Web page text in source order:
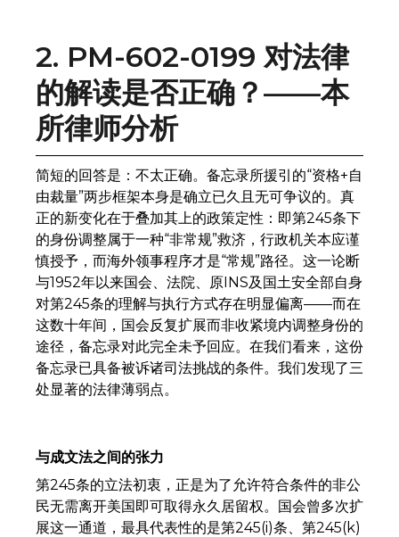
2. PM-602-0199 对法律
的解读是否正确？——本
所律师分析
简短的回答是：不太正确。备忘录所援引的“资格+自
由裁量”两步框架本身是确立已久且无可争议的。真
正的新变化在于叠加其上的政策定性：即第245条下
的身份调整属于一种“非常规”救济，行政机关本应谨
慎授予，而海外领事程序才是“常规”路径。这一论断
与1952年以来国会、法院、原INS及国土安全部自身
对第245条的理解与执行方式存在明显偏离——而在
这数十年间，国会反复扩展而非收紧境内调整身份的
途径，备忘录对此完全未予回应。在我们看来，这份
备忘录已具备被诉诸司法挑战的条件。我们发现了三
处显著的法律薄弱点。
与成文法之间的张力
第245条的立法初衷，正是为了允许符合条件的非公
民无需离开美国即可取得永久居留权。国会曾多次扩
展这一通道，最具代表性的是第245(i)条、第245(k)